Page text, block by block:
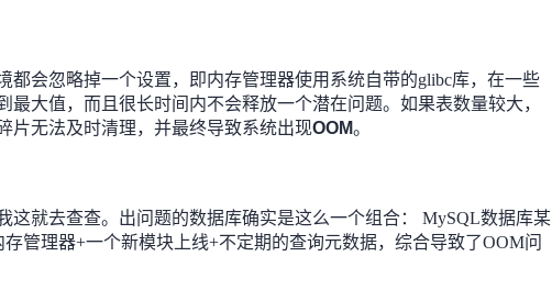
都会忽略掉一个设置，即内存管理器使用系统自带的glibc库，在一些
最大值，而且很长时间内不会释放一个潜在问题。如果表数量较大，
片无法及时清理，并最终导致系统出现OOM。
这就去查查。出问题的数据库确实是这么一个组合： MySQL数据库某
管理器+一个新模块上线+不定期的查询元数据，综合导致了OOM问